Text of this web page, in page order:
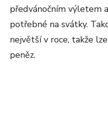
předvánočním výletem
potřebné na svátky.
největší v roce, takže
peněz.